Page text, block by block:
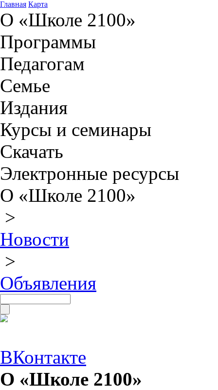
Главная Карта
О «Школе 2100»
Программы
Педагогам
Семье
Издания
Курсы и семинары
Скачать
Электронные ресурсы
О «Школе 2100»
>
Новости
>
Объявления
ВКонтакте
О «Школе 2100»